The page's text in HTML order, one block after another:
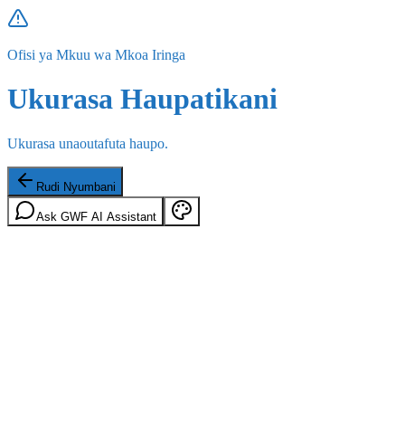
Ofisi ya Mkuu wa Mkoa Iringa
Ukurasa Haupatikani
Ukurasa unaoutafuta haupo.
Rudi Nyumbani
Ask GWF AI Assistant